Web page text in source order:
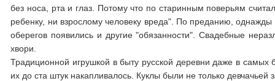
без носа, рта и глаз. Потому что по старинным поверьям
ребенку, ни взрослому человеку вреда". По преданию,
оберегов появились и другие "обязанности". Свадебные
хвори.
Традиционной игрушкой в быту русской деревни даже в
их до ста штук накапливалось. Куклы были не только